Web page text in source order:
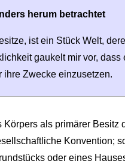
herum betrachtet
ist ein Stück Welt,
gaukelt mir vor, dass
ihre Zwecke einzusetzen.
Körpers als primärer Besitz
Konvention;
oder eines